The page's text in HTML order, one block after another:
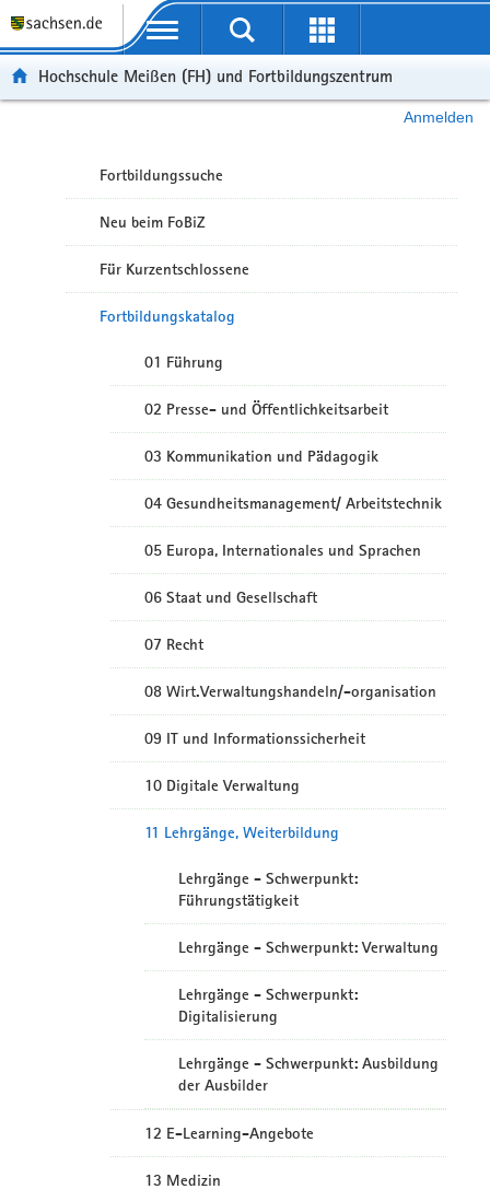
Portalübergreifende Navigation
Hochschule Meißen (FH) und Fortbildungszentrum
Anmelden
Fortbildungssuche
Neu beim FoBiZ
Für Kurzentschlossene
Fortbildungskatalog
01 Führung
02 Presse- und Öffentlichkeitsarbeit
03 Kommunikation und Pädagogik
04 Gesundheitsmanagement/ Arbeitstechnik
05 Europa, Internationales und Sprachen
06 Staat und Gesellschaft
07 Recht
08 Wirt.Verwaltungshandeln/-organisation
09 IT und Informationssicherheit
10 Digitale Verwaltung
11 Lehrgänge, Weiterbildung
Lehrgänge - Schwerpunkt:
Führungstätigkeit
Lehrgänge - Schwerpunkt: Verwaltung
Lehrgänge - Schwerpunkt:
Digitalisierung
Lehrgänge - Schwerpunkt: Ausbildung
der Ausbilder
12 E-Learning-Angebote
13 Medizin